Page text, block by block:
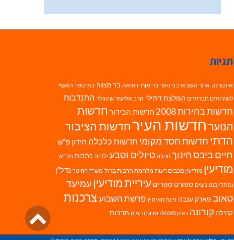
תגיות
אינטרנט אתר השבוע בני נוער בריאות ורפואה בר מצווה בתי ספר האגף
לשירותים חברתיים המלצת דתילי הרב אליעזר שינוולד התנדבות
חדשות בחירות 2008 חדשות הבידור חדשות
הנוערחדשות העירחדשות הציבור
הדתי חדשות חסד מקומי חדשות כלכלה חידון פ"ש
חיים ביבסחינוך חנוכה טיולים וטבע ילדים כתבות מד"א
מודיעין מודיעין מכבים רעות מלחמת חרבות ברזל משרד החינוך נדל"ן
נפתלי בנט נשים ספורט ספרים עיריית מודיעין עמיעד
טאוב פארק ענבה פינת האימוץ פרשת השבועצרכנות
קהילה קורונה ראיון 4X6X8 שכונת נופים תרבות